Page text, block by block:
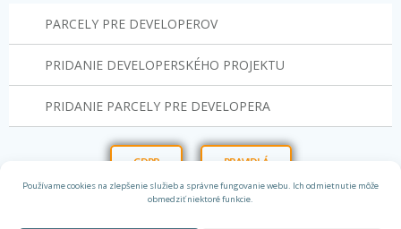
Používame cookies na zlepšenie služieb a správne fungovanie webu. Ich odmietnutie môže
obmedziť niektoré funkcie.
PARCELY PRE DEVELOPEROV
PRIDANIE DEVELOPERSKÉHO PROJEKTU
PRIDANIE PARCELY PRE DEVELOPERA
GDPR PRAVIDLÁ